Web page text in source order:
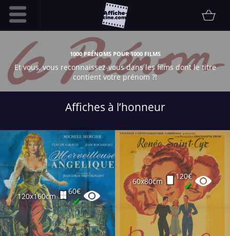
Accueil
Infos pratiques
Affiche
Promotions
FAQ
Communauté
Collectionneur
Vendu
Thématiques
Partenaires
1000 PRÉNOMS POUR 1000 FILMS
Et vous, vous reconnaissez-vous dans les films dont le titre
contient votre prénom ?!
Affiches à l’honneur
120x160cm
60€
✔
60x80cm
120€
✔